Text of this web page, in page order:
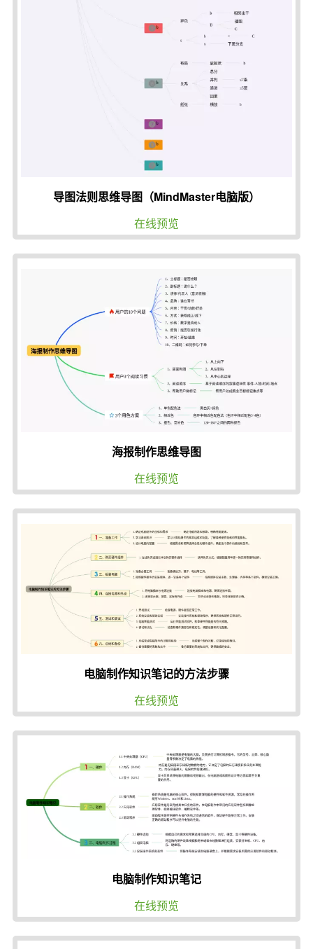
导图法则思维导图（MindMaster电脑版）
在线预览
海报制作思维导图
在线预览
电脑制作知识笔记的方法步骤
在线预览
电脑制作知识笔记
在线预览